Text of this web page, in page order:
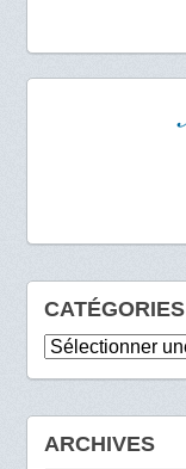
CATÉGORIES
Catégories
ARCHIVES